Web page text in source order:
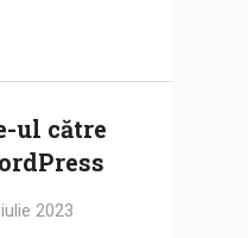
ul către
2023